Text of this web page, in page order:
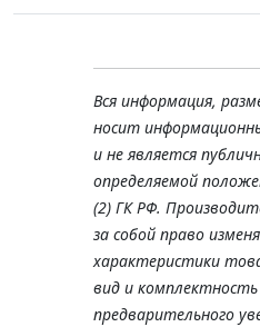
Вся информация,
носит
и не является
определяемой
(2) ГК РФ.
за собой право
характеристики
вид и комплектность
предварительного